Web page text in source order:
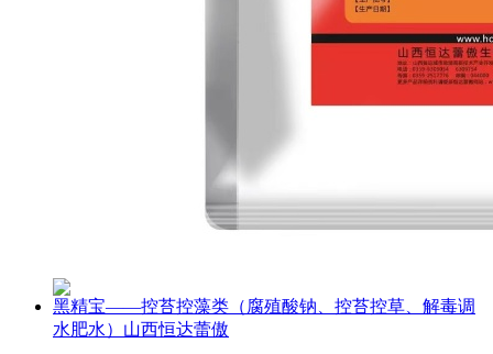
黑精宝——控苔控藻类（腐殖酸钠、控苔控草、解毒调
水肥水）山西恒达蕾傲